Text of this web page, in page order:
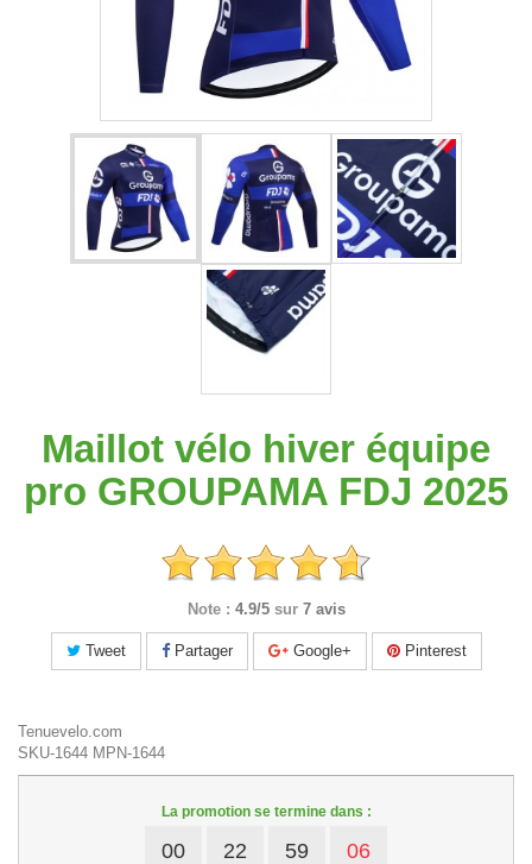
Maillot vélo hiver équipe
pro GROUPAMA FDJ 2025
Note : 4.9/5 sur 7 avis
Tweet Partager Google+ Pinterest
Tenuevelo.com
SKU-1644 MPN-1644
La promotion se termine dans :
00 22 59 06